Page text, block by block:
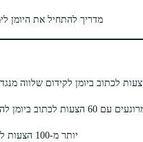
מדריך להתחיל את היומן
הצעות לכתוב ביומן לקידום שלווה
יותר מ-100 הצעות ליומן יצירתי